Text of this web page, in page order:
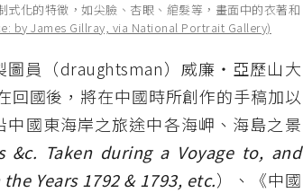
化的特徵，如尖臉、杏眼、綰髮等，畫面中的衣著和
by James Gillray, via National Portrait Gallery)
圖員（draughtsman）威廉‧亞歷山大
回國後，將在中國時所創作的手稿加以
國東海岸之旅途中各海岬、海島之景
&c. Taken during a Voyage to, and
Years 1792 & 1793, etc.）、《中國